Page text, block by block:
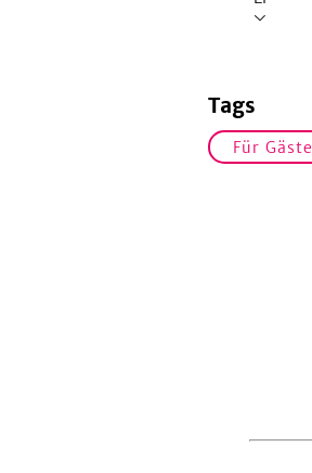
Tags
Für Gäste